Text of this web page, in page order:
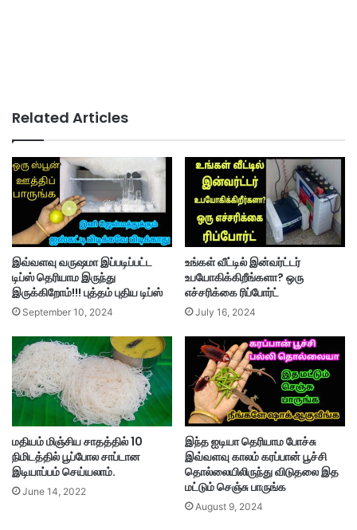
Related Articles
இவ்வளவு வருஷமா இப்படிப்பட்ட
டிப்ஸ் தெரியாம இருந்து
இருக்கிறோம்!!! புத்தம் புதிய டிப்ஸ்
September 10, 2024
உங்கள் வீட்டில் இன்வர்ட்டர்
உபயோகிக்கிறீங்களா? ஒரு
எச்சரிக்கை ரிப்போர்ட்
July 16, 2024
மதியம் மிஞ்சிய சாதத்தில் 10
நிமிடத்தில் பூப்போல சாப்டான
இடியாப்பம் செய்யலாம்.
June 14, 2022
இந்த ஐடியா தெரியாம போச்சு
இவ்வளவு காலம் கரப்பான் பூச்சி
தொல்லையிலிருந்து விடுதலை இத
மட்டும் செஞ்சு பாருங்க
August 9, 2024